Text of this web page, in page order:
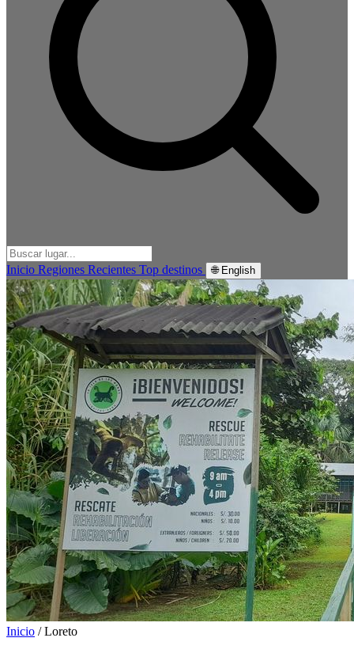
Inicio Regiones Recientes Top destinos 🌐 English
Inicio / Loreto